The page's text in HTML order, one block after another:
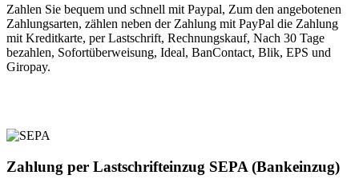
Zahlen Sie bequem und schnell mit Paypal, Zum den angebotenen
Zahlungsarten, zählen neben der Zahlung mit PayPal die Zahlung
mit Kreditkarte, per Lastschrift, Rechnungskauf, Nach 30 Tage
bezahlen, Sofortüberweisung, Ideal, BanContact, Blik, EPS und
Giropay.
Zahlung per Lastschrifteinzug SEPA (Bankeinzug)